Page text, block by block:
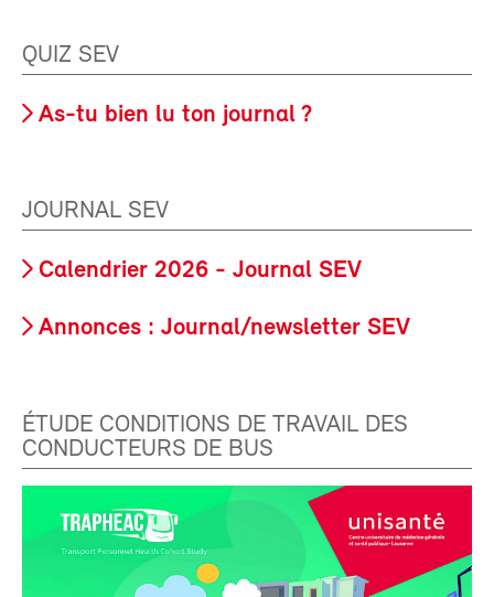
QUIZ SEV
As-tu bien lu ton journal ?
JOURNAL SEV
Calendrier 2026 - Journal SEV
Annonces : Journal/newsletter SEV
ÉTUDE CONDITIONS DE TRAVAIL DES
CONDUCTEURS DE BUS